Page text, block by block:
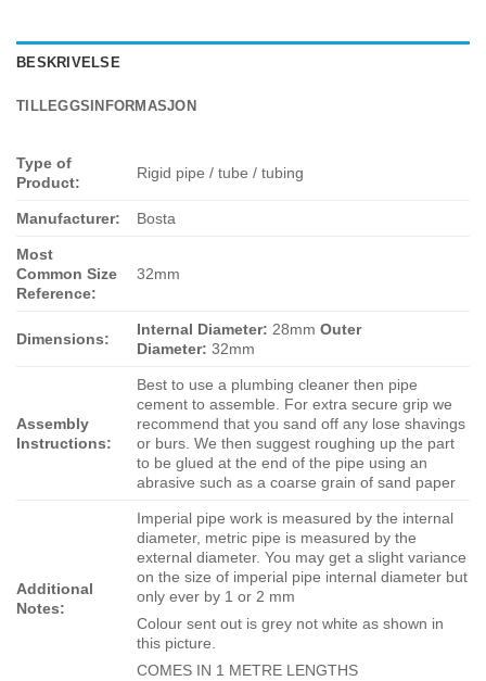
BESKRIVELSE
TILLEGGSINFORMASJON
Type of
Product:
Rigid pipe / tube / tubing
Manufacturer: Bosta
Most
Common Size
Reference:
32mm
Dimensions:
Internal Diameter: 28mmOuter
Diameter: 32mm
Assembly
Instructions:
Best to use a plumbing cleaner then pipe
cement to assemble. For extra secure grip we
recommend that you sand off any lose shavings
or burs. We then suggest roughing up the part
to be glued at the end of the pipe using an
abrasive such as a coarse grain of sand paper
Additional
Notes:
Imperial pipe work is measured by the internal
diameter, metric pipe is measured by the
external diameter. You may get a slight variance
on the size of imperial pipe internal diameter but
only ever by 1 or 2 mm
Colour sent out is grey not white as shown in
this picture.
COMES IN 1 METRE LENGTHS